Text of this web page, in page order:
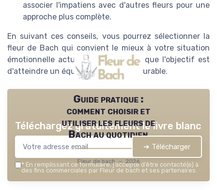
associer l'impatiens avec d'autres fleurs pour une
approche plus complète.
En suivant ces conseils, vous pourrez sélectionner la
fleur de Bach qui convient le mieux à votre situation
émotionnelle actuelle. N'oubliez pas que l'objectif est
d'atteindre un équilibre émotionnel durable.
Guide pratique :
comment choisir et
utiliser les fleurs de
Bach au quotidien
Fleur de bach — 2026
Téléchargez gratuitement le livre blanc
➔ Télécharger
* En remplissant ce formulaire, j’accepte d’être contacté(e) à
des fins commerciales par Fleur de bach et ses partenaires.